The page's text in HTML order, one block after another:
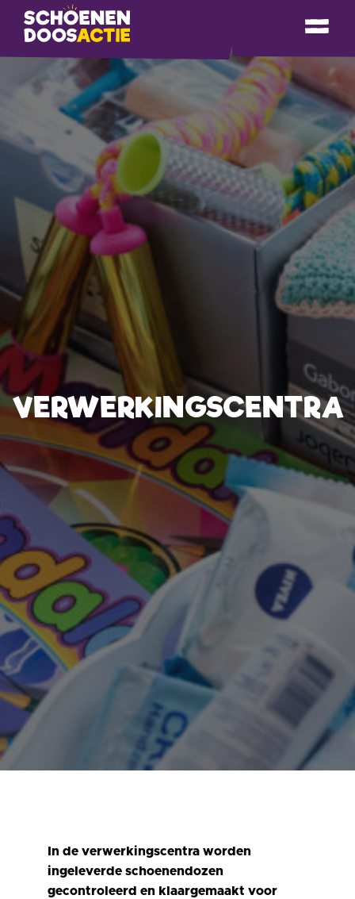
VERWERKINGSCENTRA
In de verwerkingscentra worden
ingeleverde schoenendozen
gecontroleerd en klaargemaakt voor